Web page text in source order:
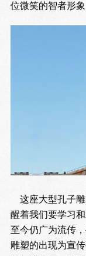
位微笑的智者形象
这座大型孔子雕
醒着我们要学习
至今仍广为流传
雕塑的出现为宣